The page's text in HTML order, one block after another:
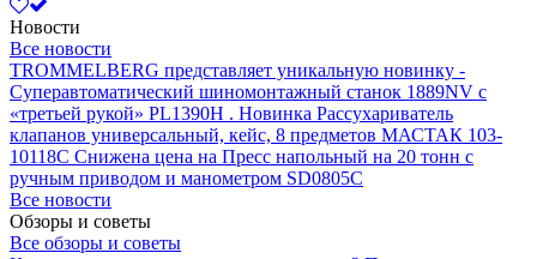
Новости
Все новости
TROMMELBERG представляет уникальную новинку -
Суперавтоматический шиномонтажный станок 1889NV с
«третьей рукой» PL1390H . Новинка Рассухариватель
клапанов универсальный, кейс, 8 предметов МАСТАК 103-
10118C Снижена цена на Пресс напольный на 20 тонн с
ручным приводом и манометром SD0805C
Все новости
Обзоры и советы
Все обзоры и советы